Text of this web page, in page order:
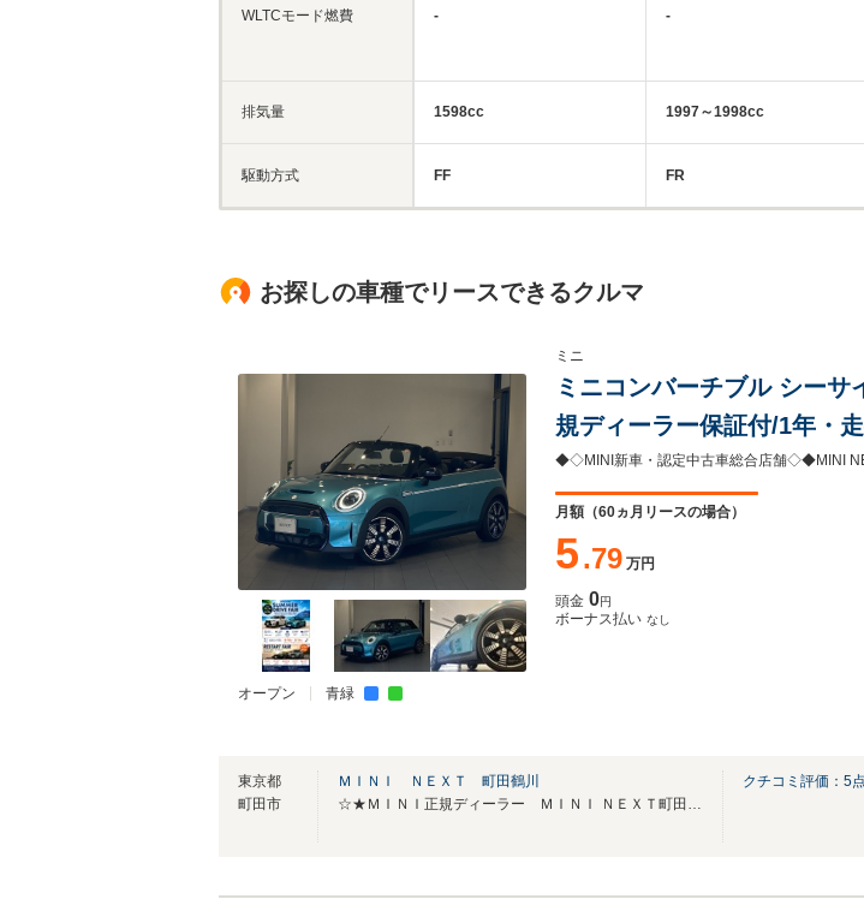
WLTCモード燃費
排気量
駆動方式
-
1598cc
FF
-
1997～1998cc
FR
お探しの車種でリースできるクルマ
オープン 青緑
ミニ
ミニコンバーチブル シー
規ディーラー保証付/1年・
ルーズコントロール ワイ
Carplay ワンオーナー バ
◆◇MINI新車・認定中古車総合店舗◇◆MINI
月額（60ヵ月リースの場合）
5.79 万円
頭金 0円
ボーナス払い なし
東京都
町田市
ＭＩＮＩ ＮＥＸＴ 町田鶴川
☆★ＭＩＮＩ正規ディーラー ＭＩＮＩ ＮＥＸＴ町田鶴川★☆
クチコミ評価： 5